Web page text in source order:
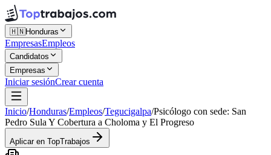
🇭🇳Honduras
EmpresasEmpleos
Candidatos
Empresas
Iniciar sesiónCrear cuenta
Inicio/Honduras/Empleos/Tegucigalpa/Psicólogo con sede: San
Pedro Sula Y Cobertura a Choloma y El Progreso
Aplicar en TopTrabajos